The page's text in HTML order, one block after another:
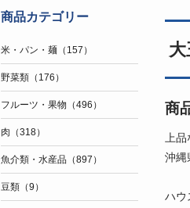
商
上
沖縄
ハウ
商品カテゴリー
米・パン・麺（157）
野菜類（176）
フルーツ・果物（496）
肉（318）
魚介類・水産品（897）
豆類（9）